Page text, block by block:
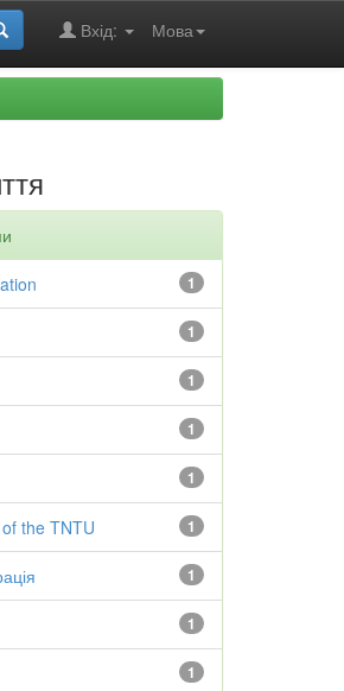
Мова
Вхід:
1
1
1
1
1
1
the TNTU
1
1
1